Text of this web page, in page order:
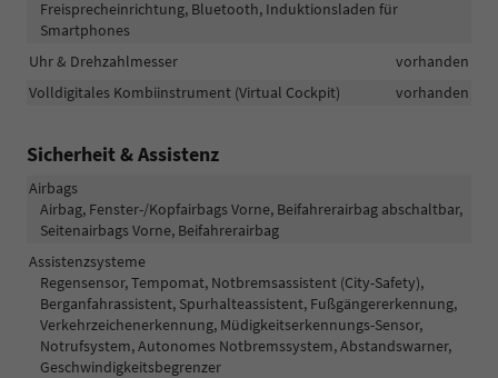
Freisprecheinrichtung, Bluetooth, Induktionsladen für
Smartphones
Uhr & Drehzahlmesser
vorhanden
Volldigitales Kombiinstrument (Virtual Cockpit)
vorhanden
Sicherheit & Assistenz
Airbags
Airbag, Fenster-/Kopfairbags Vorne, Beifahrerairbag abschaltbar,
Seitenairbags Vorne, Beifahrerairbag
Assistenzsysteme
Regensensor, Tempomat, Notbremsassistent (City-Safety),
Berganfahrassistent, Spurhalteassistent, Fußgängererkennung,
Verkehrzeichenerkennung, Müdigkeitserkennungs-Sensor,
Notrufsystem, Autonomes Notbremssystem, Abstandswarner,
Geschwindigkeitsbegrenzer